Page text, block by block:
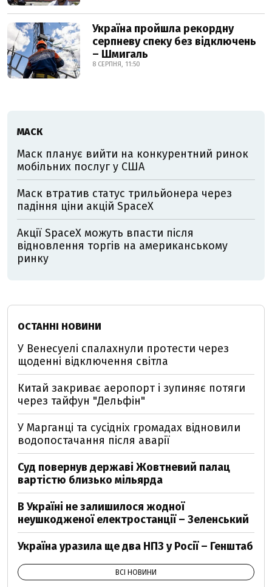
Україна пройшла рекордну
серпневу спеку без відключень
– Шмигаль
8 СЕРПНЯ, 11:50
МАСК
Маск планує вийти на конкурентний ринок
мобільних послуг у США
Маск втратив статус трильйонера через
падіння ціни акцій SpaceX
Акції SpaceX можуть впасти після
відновлення торгів на американському
ринку
ОСТАННІ НОВИНИ
У Венесуелі спалахнули протести через
щоденні відключення світла
Китай закриває аеропорт і зупиняє потяги
через тайфун "Дельфін"
У Марганці та сусідніх громадах відновили
водопостачання після аварії
Суд повернув державі Жовтневий палац
вартістю близько мільярда
В Україні не залишилося жодної
неушкодженої електростанції – Зеленський
Україна уразила ще два НПЗ у Росії – Генштаб
ВСІ НОВИНИ